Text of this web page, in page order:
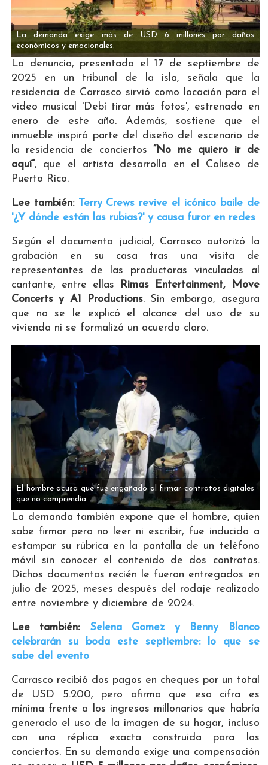
La demanda exige más de USD 6 millones por daños
económicos y emocionales.
La denuncia, presentada el 17 de septiembre de
2025 en un tribunal de la isla, señala que la
residencia de Carrasco sirvió como locación para el
video musical 'Debí tirar más fotos', estrenado en
enero de este año. Además, sostiene que el
inmueble inspiró parte del diseño del escenario de
la residencia de conciertos“No me quiero ir de
aquí”, que el artista desarrolla en el Coliseo de
Puerto Rico.
Lee también: Terry Crews revive el icónico baile de
'¿Y dónde están las rubias?' y causa furor en redes
Según el documento judicial, Carrasco autorizó la
grabación en su casa tras una visita de
representantes de las productoras vinculadas al
cantante, entre ellas
Rimas Entertainment, Move
Concerts y A1 Productions. Sin embargo, asegura
que no se le explicó el alcance del uso de su
vivienda ni se formalizó un acuerdo claro.
El hombre acusa que fue engañado al firmar contratos digitales
que no comprendía.
La demanda también expone que el hombre, quien
sabe firmar pero no leer ni escribir, fue inducido a
estampar su rúbrica en la pantalla de un teléfono
móvil sin conocer el contenido de dos contratos.
Dichos documentos recién le fueron entregados en
julio de 2025, meses después del rodaje realizado
entre noviembre y diciembre de 2024.
Lee también: Selena Gomez y Benny Blanco
celebrarán su boda este septiembre: lo que se
sabe del evento
Carrasco recibió dos pagos en cheques por un total
de USD 5.200, pero afirma que esa cifra es
mínima frente a los ingresos millonarios que habría
generado el uso de la imagen de su hogar, incluso
con una réplica exacta construida para los
conciertos. En su demanda exige una compensación